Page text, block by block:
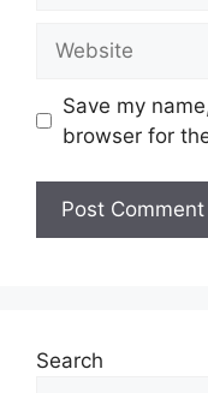
Save my
browser for
Search